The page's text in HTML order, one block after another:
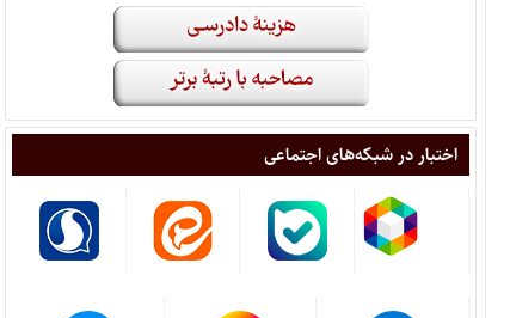
اختبار در شبکه‌های اجتماعی